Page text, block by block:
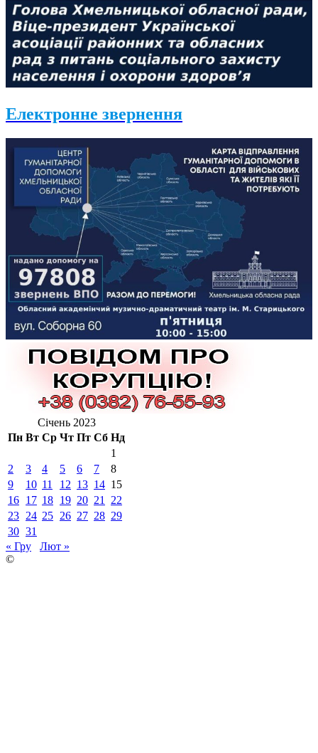
Електронне звернення
Січень 2023
Пн Вт Ср Чт Пт Сб Нд
1
2
3 4 5 6 7
8
9
10 11 12 13 14 15
16 17 18 19 20 21
22
23 24 25 26 27 28 29
30 31
« Гру
Лют »
©